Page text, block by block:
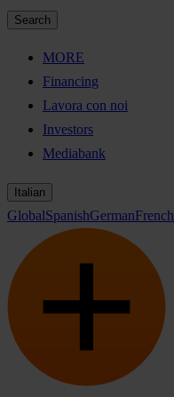
Search
MORE
Financing
Lavora con noi
Investors
Mediabank
Italian
GlobalSpanishGermanFrench